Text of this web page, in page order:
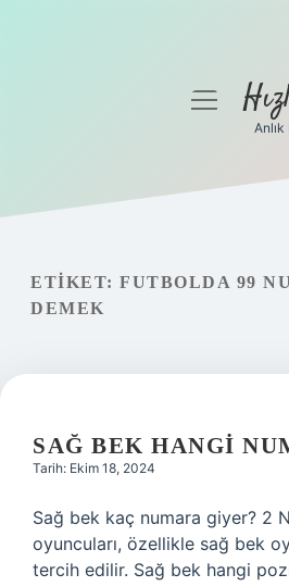
Gizlilik Politikası
Hakkımızda
menüyü
ETIKET: FUTBOLDA 99
DEMEK
SAĞ BEK HANGI
Tarih: Ekim 18, 2024
Sağ bek kaç numara giyer? 2
oyuncuları, özellikle sağ bek
tercih edilir. Sağ bek hangi